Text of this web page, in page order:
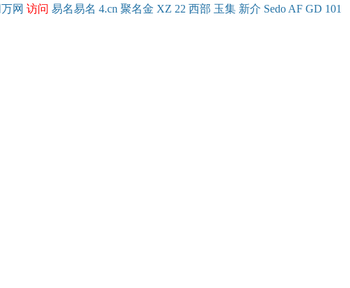
万网 访问 易名易名 4.cn 聚名金 XZ 22 西部 玉集 新介 Sedo AF GD 101